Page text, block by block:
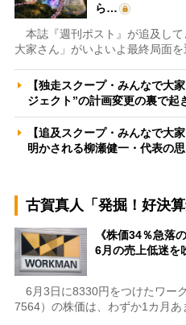
ら…
本誌『週刊ポスト』が追及し
大家さん」がいよいよ最終局面
【独走スクープ・みんなで大
ジェクト”の計画変更の裏で起
【追及スクープ・みんなで大
明かされる柳瀬健一・代表の
古賀真人「発掘！好決算
《株価34％急落
6月の売上低迷を
6月3日に8330円をつけたワー
7564）の株価は、わずか1カ月あ